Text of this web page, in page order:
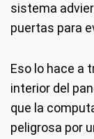
sistema
puertas para
Eso lo hace a
interior del
que la
peligrosa por